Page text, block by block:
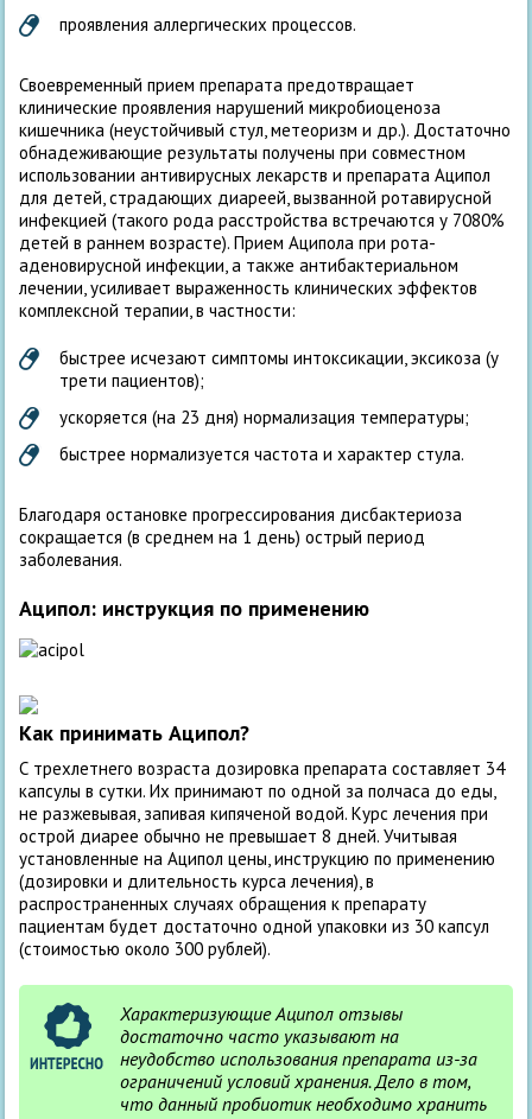
проявления аллергических процессов.
Своевременный прием препарата предотвращает
клинические проявления нарушений микробиоценоза
кишечника (неустойчивый стул, метеоризм и др.). Достаточно
обнадеживающие результаты получены при совместном
использовании антивирусных лекарств и препарата Аципол
для детей, страдающих диареей, вызванной ротавирусной
инфекцией (такого рода расстройства встречаются у 70­80%
детей в раннем возрасте). Прием Аципола при рота­
аденовирусной инфекции, а также антибактериальном
лечении, усиливает выраженность клинических эффектов
комплексной терапии, в частности:
быстрее исчезают симптомы интоксикации, эксикоза (у
трети пациентов);
ускоряется (на 2­3 дня) нормализация температуры;
быстрее нормализуется частота и характер стула.
Благодаря остановке прогрессирования дисбактериоза
сокращается (в среднем на 1 день) острый период
заболевания.
Аципол: инструкция по применению
Как принимать Аципол?
С трехлетнего возраста дозировка препарата составляет 3­4
капсулы в сутки. Их принимают по одной за полчаса до еды,
не разжевывая, запивая кипяченой водой. Курс лечения при
острой диарее обычно не превышает 8 дней. Учитывая
установленные на Аципол цены, инструкцию по применению
(дозировки и длительность курса лечения), в
распространенных случаях обращения к препарату
пациентам будет достаточно одной упаковки из 30 капсул
(стоимостью около 300 рублей).
Характеризующие Аципол отзывы
достаточно часто указывают на
неудобство использования препарата из-за
ограничений условий хранения. Дело в том,
что данный пробиотик необходимо хранить